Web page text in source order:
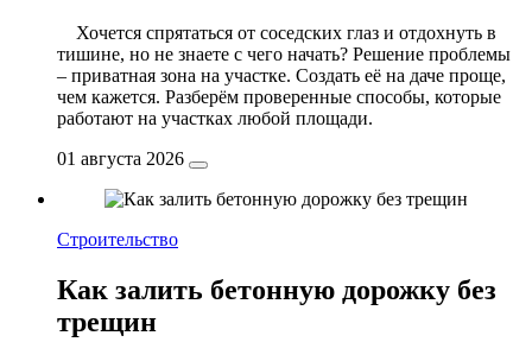
Хочется спрятаться от соседских глаз и отдохнуть в
тишине, но не знаете с чего начать? Решение проблемы
– приватная зона на участке. Создать её на даче проще,
чем кажется. Разберём проверенные способы, которые
работают на участках любой площади.
01 августа 2026
Строительство
Как залить бетонную дорожку без
трещин